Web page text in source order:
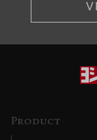
Product